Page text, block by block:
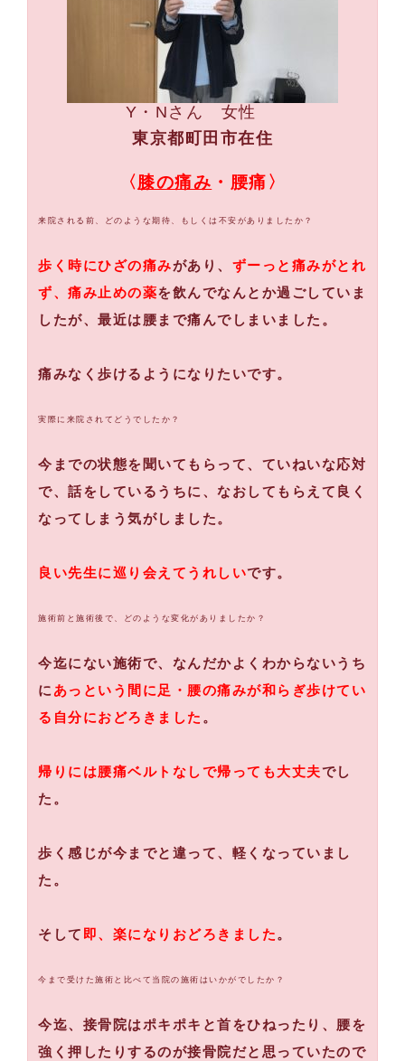
Y・N さん 女性
東京都町田市在住
〈膝の痛み ・腰痛〉
来院される前、どのような期待、もしくは不安がありましたか？
歩く時にひざの痛みがあり、 ずーっと痛みがとれ
ず、痛み止めの薬を飲んでなんとか過ごしていま
したが、最近は腰まで痛んでしまいました。
痛みなく歩けるようになりたいです。
実際に来院されてどうでしたか？
今までの状態を聞いてもらって、ていねいな応対
で、話をしているうちに、なおしてもらえて良く
なってしまう気がしました。
良い先生に巡り会えてうれしいです。
施術前と施術後で、どのような変化がありましたか？
今迄にない施術で、なんだかよくわからないうち
に あっという間に足・腰の痛みが和らぎ歩けてい
る自分におどろきました 。
帰りには腰痛ベルトなしで帰っても大丈夫でし
た。
歩く感じが今までと違って、軽くなっていまし
た。
そして 即、楽になりおどろきました。
今まで受けた施術と比べて当院の施術はいかがでしたか？
今迄、接骨院はポキポキと首をひねったり、腰を
強く押したりするのが接骨院だと思っていたので